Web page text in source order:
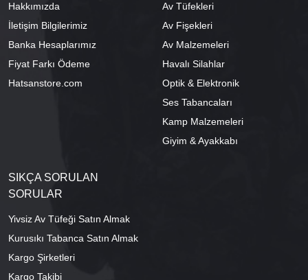
Hakkımızda
İletişim Bilgilerimiz
Banka Hesaplarımız
Fiyat Farkı Ödeme
Hatsanstore.com
Av Tüfekleri
Av Fişekleri
Av Malzemeleri
Havalı Silahlar
Optik & Elektronik
Ses Tabancaları
Kamp Malzemeleri
Giyim & Ayakkabı
SIKÇA SORULAN
SORULAR
Yivsiz Av Tüfeği Satın Almak
Kurusıkı Tabanca Satın Almak
Kargo Şirketleri
Kargo Takibi